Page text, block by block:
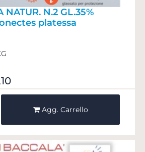
NATUR. N.2 GL.35%
platessa
Agg. Carrello